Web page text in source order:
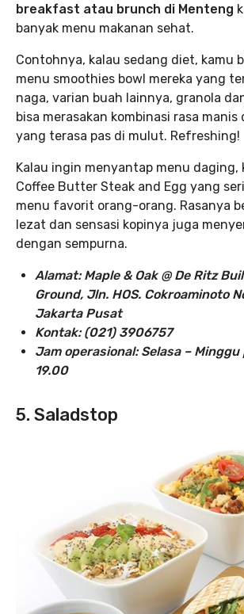
breakfast atau brunch di Menteng
banyak menu makanan sehat.
Contohnya, kalau sedang diet, kamu
menu smoothies bowl mereka yang
naga, varian buah lainnya, granola
bisa merasakan kombinasi rasa manis
yang terasa pas di mulut. Refreshing!
Kalau ingin menyantap menu daging,
Coffee Butter Steak and Egg yang
menu favorit orang-orang. Rasanya
lezat dan sensasi kopinya juga
dengan sempurna.
Alamat: Maple & Oak @ De Ritz
Ground, Jln. HOS. Cokroaminoto
Jakarta Pusat
Kontak: (021) 3906757
Jam operasional: Selasa –
19.00
5. Saladstop